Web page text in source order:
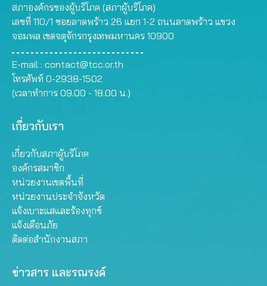
สภาองค์กรของผู้บริโภค (สภาผู้บริโภค)
เลขที่ 110/1 ซอยลาดพร้าว 26 แยก 1-2 ถนนลาดพร้าว แขวง
จอมพล เขตจตุจักรกรุงเทพมหานคร 10900
E-mail : contact@tcc.or.th
โทรศัพท์ 0-2938-1502
(เวลาทำการ 09.00 - 18.00 น.)
เกี่ยวกับเรา
เกี่ยวกับสภาผู้บริโภค
องค์กรสมาชิก
หน่วยงานเขตพื้นที่
หน่วยงานประจำจังหวัด
แจ้งเบาะแสและร้องทุกข์
แจ้งเตือนภัย
ติดต่อสำนักงานสภา
ข่าวสาร และรณรงค์